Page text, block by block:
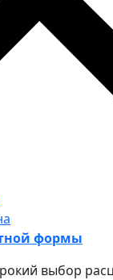
формы
выбор